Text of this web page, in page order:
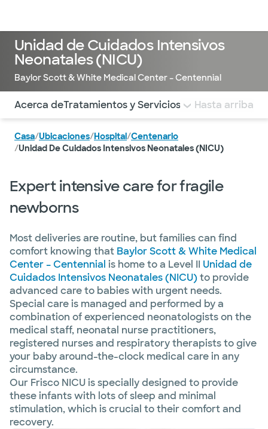
Unidad de Cuidados Intensivos
Neonatales (NICU)
Baylor Scott & White Medical Center – Centennial
Utilice esta navegación para saltar rápidamente a
Acerca deTratamientos y Servicios Pérdida auditiva
Hasta arriba
Casa/Ubicaciones/Hospital/Centenario
/Unidad De Cuidados Intensivos Neonatales (NICU)
Expert intensive care for fragile
newborns
Most deliveries are routine, but families can find
comfort knowing that Baylor Scott & White Medical
Center – Centennial is home to a Level II Unidad de
Cuidados Intensivos Neonatales (NICU)to provide
advanced care to babies with urgent needs.
Special care is managed and performed by a
combination of experienced neonatologists on the
medical staff, neonatal nurse practitioners,
registered nurses and respiratory therapists to give
your baby around-the-clock medical care in any
circumstance.
Our Frisco NICU is specially designed to provide
these infants with lots of sleep and minimal
stimulation, which is crucial to their comfort and
recovery.